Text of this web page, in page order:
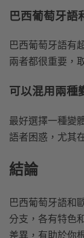
巴西葡萄牙語
巴西葡萄牙語有
兩者都很重要，
可以混用兩種
最好選擇一種變
語者困惑，尤其
結論
巴西葡萄牙語和
分支，各有特色
差異，有助於你